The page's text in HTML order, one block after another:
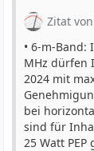
Zitat
• 6-m-Band:
MHz dürfen
2024 mit
bei
sind für
25 Watt